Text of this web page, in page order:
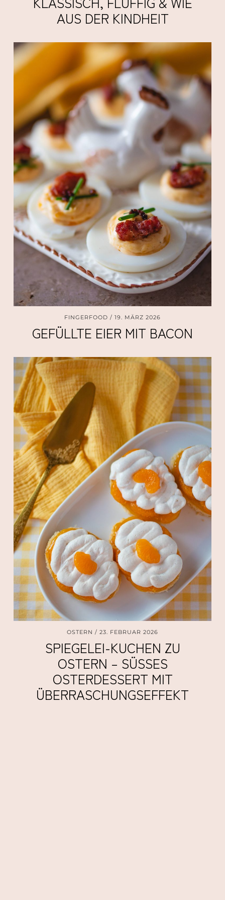
AUS DER KINDHEIT
FINGERFOOD 19. MÄRZ 2026
GEFÜLLTE EIER MIT BACON
OSTERN 23. FEBRUAR 2026
SPIEGELEI-KUCHEN ZU
OSTERN – SÜSSES O
STERDESSERT MIT Ü
BERRASCHUNGSEFFEKT